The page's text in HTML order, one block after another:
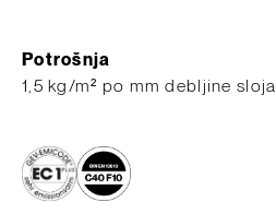
Potrošnja
​1,5 kg/m² po mm debljine sloja